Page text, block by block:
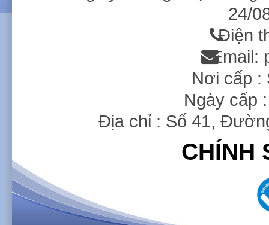
24/
Điện
Email:
Nơi cấp :
Ngày cấp
Địa chỉ : Số 41,
CHÍNH